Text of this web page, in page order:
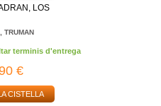
LOS
TRUMAN
terminis d'entrega
€
CISTELLA